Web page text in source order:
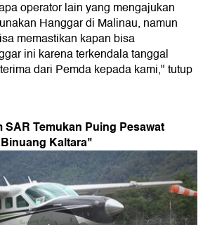
operator lain yang mengajukan
Hanggar di Malinau, namun
memastikan kapan bisa
ini karena terkendala tanggal
dari Pemda kepada kami," tutup
SAR Temukan Puing Pesawat
Kaltara"